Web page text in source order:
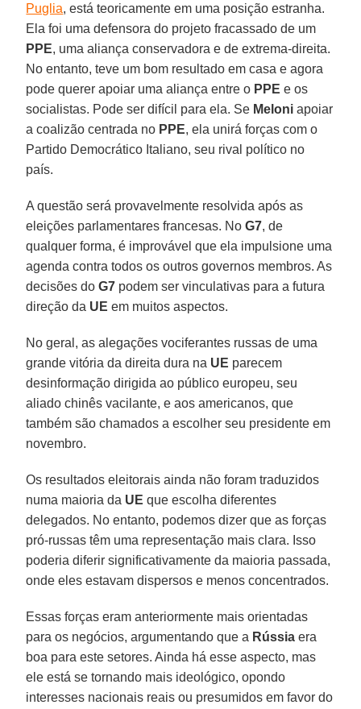
Puglia, está teoricamente em uma posição estranha.
Ela foi uma defensora do projeto fracassado de um
PPE, uma aliança conservadora e de extrema-direita.
No entanto, teve um bom resultado em casa e agora
pode querer apoiar uma aliança entre o PPE e os
socialistas. Pode ser difícil para ela. Se Meloni apoiar
a coalizão centrada no PPE, ela unirá forças com o
Partido Democrático Italiano, seu rival político no
país.
A questão será provavelmente resolvida após as
eleições parlamentares francesas. NoG7, de
qualquer forma, é improvável que ela impulsione uma
agenda contra todos os outros governos membros. As
decisões doG7 podem ser vinculativas para a futura
direção da UE em muitos aspectos.
No geral, as alegações vociferantes russas de uma
grande vitória da direita dura na UE parecem
desinformação dirigida ao público europeu, seu
aliado chinês vacilante, e aos americanos, que
também são chamados a escolher seu presidente em
novembro.
Os resultados eleitorais ainda não foram traduzidos
numa maioria da UE que escolha diferentes
delegados. No entanto, podemos dizer que as forças
pró-russas têm uma representação mais clara. Isso
poderia diferir significativamente da maioria passada,
onde eles estavam dispersos e menos concentrados.
Essas forças eram anteriormente mais orientadas
para os negócios, argumentando que a Rússia era
boa para este setores. Ainda há esse aspecto, mas
ele está se tornando mais ideológico, opondo
interesses nacionais reais ou presumidos em favor do